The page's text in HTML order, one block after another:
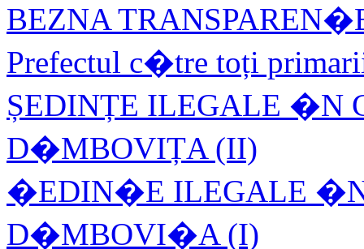
BEZNA
Prefectul c�tre toți
ȘEDINȚE ILEGALE �N
D�MBOVIȚA (II)
�EDIN�E ILEGALE �N
D�MBOVI�A (I)